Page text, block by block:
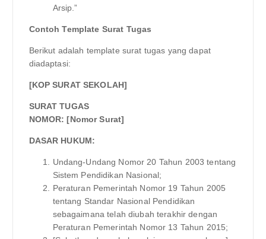
Arsip.”
Contoh Template Surat Tugas
Berikut adalah template surat tugas yang dapat
diadaptasi:
[KOP SURAT SEKOLAH]
SURAT TUGAS
NOMOR: [Nomor Surat]
DASAR HUKUM:
Undang-Undang Nomor 20 Tahun 2003 tentang
Sistem Pendidikan Nasional;
Peraturan Pemerintah Nomor 19 Tahun 2005
tentang Standar Nasional Pendidikan
sebagaimana telah diubah terakhir dengan
Peraturan Pemerintah Nomor 13 Tahun 2015;